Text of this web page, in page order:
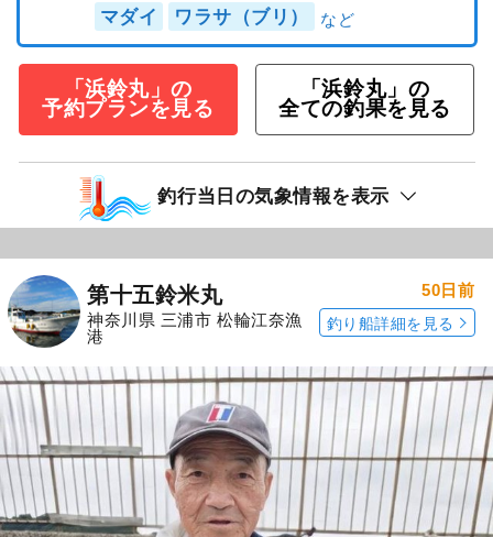
マダイ ワラサ（ブリ）
「浜鈴丸」の
予約プランを見る
「浜鈴丸」の
全ての釣果を見る
釣行当日の気象情報を表示
第十五鈴米丸
神奈川県 三浦市 松輪江奈漁
港
50日前
釣り船詳細を見る